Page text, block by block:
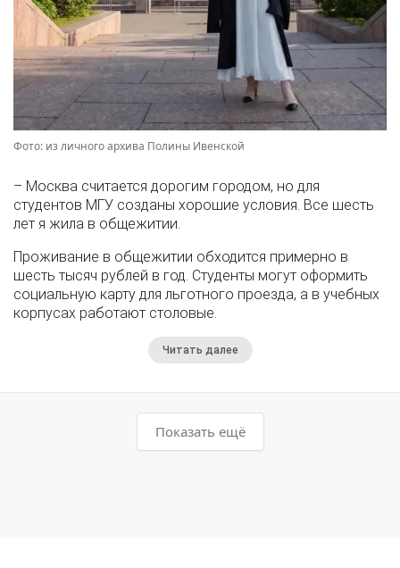
Фото: из личного архива Полины Ивенской
– Москва считается дорогим городом, но для
студентов МГУ созданы хорошие условия. Все шесть
лет я жила в общежитии.
Проживание в общежитии обходится примерно в
шесть тысяч рублей в год. Студенты могут оформить
социальную карту для льготного проезда, а в учебных
корпусах работают столовые.
Читать далее
Показать ещё